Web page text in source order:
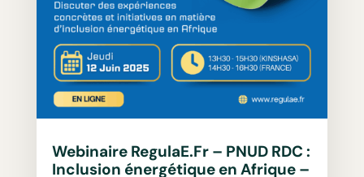
Webinaire RegulaE.Fr – PNUD RDC :
Inclusion énergétique en Afrique –